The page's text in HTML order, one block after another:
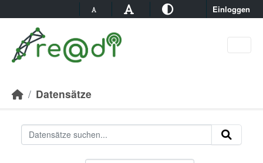
Einloggen
Datensätze